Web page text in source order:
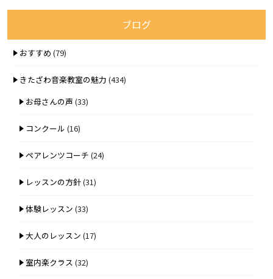
ブログ
おすすめ (79)
きたざわ音楽教室の魅力 (434)
お母さんの声 (33)
コンクール (16)
ペアレンツコーチ (24)
レッスンの方針(31)
体験レッスン (33)
大人のレッスン (17)
室内楽クラス (32)